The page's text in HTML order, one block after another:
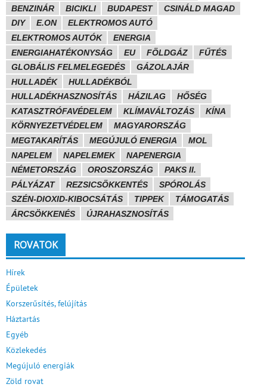
BENZINÁR
BICIKLI BUDAPEST
CSINÁLD MAGAD
DIY
E.ON
ELEKTROMOS AUTÓ
ELEKTROMOS AUTÓK
ENERGIA
ENERGIAHATÉKONYSÁG
EU FÖLDGÁZ
FŰTÉS
GLOBÁLIS FELMELEGEDÉS
GÁZOLAJÁR
HULLADÉK
HULLADÉKBÓL
HULLADÉKHASZNOSÍTÁS
HÁZILAG
HŐSÉG
KATASZTRÓFAVÉDELEM
KLÍMAVÁLTOZÁS
KÍNA
KÖRNYEZETVÉDELEM
MAGYARORSZÁG
MEGTAKARÍTÁS
MEGÚJULÓ ENERGIA
MOL
NAPELEM
NAPELEMEK
NAPENERGIA
NÉMETORSZÁG
OROSZORSZÁG
PAKS II.
PÁLYÁZAT
REZSICSÖKKENTÉS
SPÓROLÁS
SZÉN-DIOXID-KIBOCSÁTÁS
TIPPEK
TÁMOGATÁS
ÁRCSÖKKENÉS
ÚJRAHASZNOSÍTÁS
ROVATOK
Hírek
Épületek
Korszerűsítés, felújítás
Háztartás
Egyéb
Közlekedés
Megújuló energiák
Zöld rovat